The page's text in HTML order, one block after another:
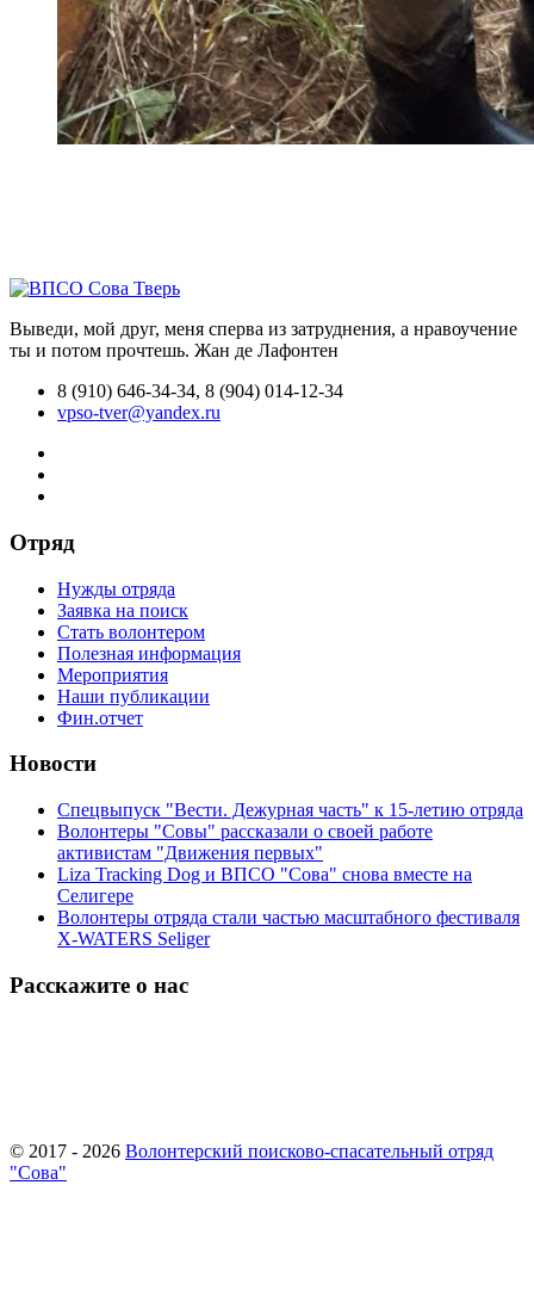
Выведи, мой друг, меня сперва из затруднения, а нравоучение
ты и потом прочтешь. Жан де Лафонтен
8 (910) 646-34-34, 8 (904) 014-12-34
vpso-tver@yandex.ru
Отряд
Нужды отряда
Заявка на поиск
Стать волонтером
Полезная информация
Мероприятия
Наши публикации
Фин.отчет
Новости
Спецвыпуск "Вести. Дежурная часть" к 15-летию отряда
Волонтеры "Совы" рассказали о своей работе
активистам "Движения первых"
Liza Tracking Dog и ВПСО "Сова" снова вместе на
Селигере
Волонтеры отряда стали частью масштабного фестиваля
X-WATERS Seliger
Расскажите о нас
© 2017 - 2026 Волонтерский поисково-спасательный отряд
"Сова"